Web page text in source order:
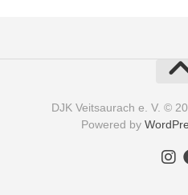
DJK Veitsaurach e. V. ©
Powered by